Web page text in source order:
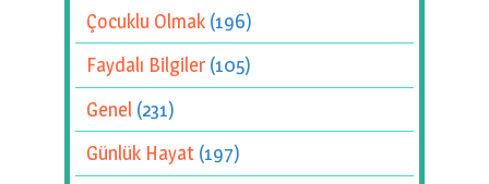
Çocuklu Olmak (196)
Faydalı Bilgiler(105)
Genel (231)
Günlük Hayat (197)